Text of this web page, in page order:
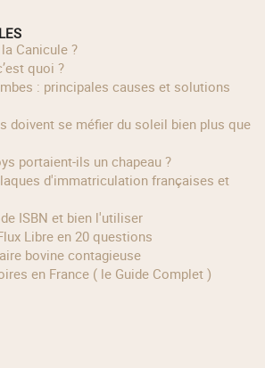
Canicule ?
quoi ?
portaient‑ils un chapeau ?
ISBN et bien l'utiliser
Libre en 20 questions
bovine contagieuse
en France ( le Guide Complet )